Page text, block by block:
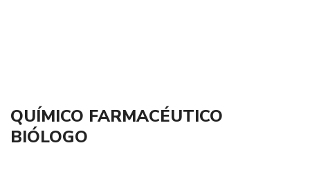
QUÍMICO FARMACÉUTICO
BIÓLOGO